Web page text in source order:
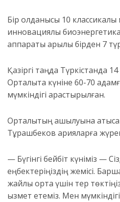
Бір қолданысы 10
инновациялық
аппараты арқылы бірден 7
Қазіргі таңда Түркістанда
Орталықта күніне 60-70
мүмкіндігі қарастырылған.
Орталықтың ашылуына
Тұрашбеков қарияларға
— Бүгінгі бейбіт күніміз —
еңбектеріңіздің жемісі.
жайлы орта үшін тер
қызмет етеміз. Мен